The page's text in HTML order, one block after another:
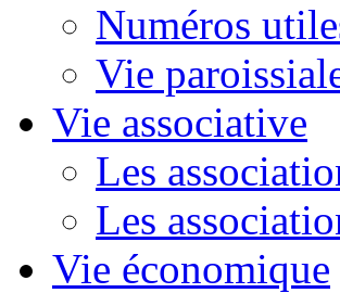
Numéros
Vie
Vie associative
Les
Les
Vie économique